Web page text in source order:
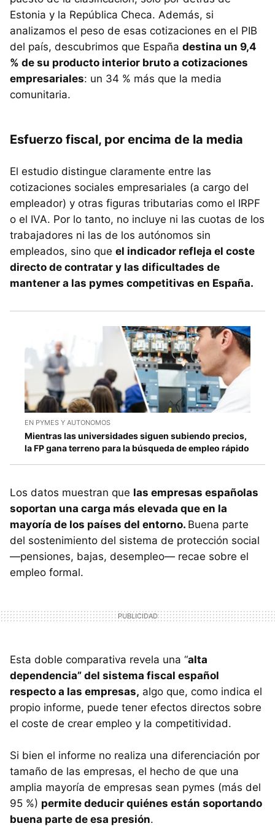
Estonia y la República Checa. Además, si
analizamos el peso de esas cotizaciones en el PIB
del país, descubrimos que España destina un 9,4
% de su producto interior bruto a cotizaciones
empresariales: un 34 % más que la media
comunitaria.
Esfuerzo fiscal, por encima de la media
El estudio distingue claramente entre las
cotizaciones sociales empresariales (a cargo del
empleador) y otras figuras tributarias como el IRPF
o el IVA. Por lo tanto, no incluye ni las cuotas de los
trabajadores ni las de los autónomos sin
empleados, sino que el indicador refleja el coste
directo de contratar y las dificultades de
mantener a las pymes competitivas en España.
EN PYMES Y AUTONOMOS
Mientras las universidades siguen subiendo precios,
la FP gana terreno para la búsqueda de empleo rápido
Los datos muestran que las empresas españolas
soportan una carga más elevada que en la
mayoría de los países del entorno. Buena parte
del sostenimiento del sistema de protección social
—pensiones, bajas, desempleo— recae sobre el
empleo formal.
Esta doble comparativa revela una “alta
dependencia” del sistema fiscal español
respecto a las empresas, algo que, como indica el
propio informe, puede tener efectos directos sobre
el coste de crear empleo y la competitividad.
Si bien el informe no realiza una diferenciación por
tamaño de las empresas, el hecho de que una
amplia mayoría de empresas sean pymes (más del
95 %) permite deducir quiénes están soportando
buena parte de esa presión.